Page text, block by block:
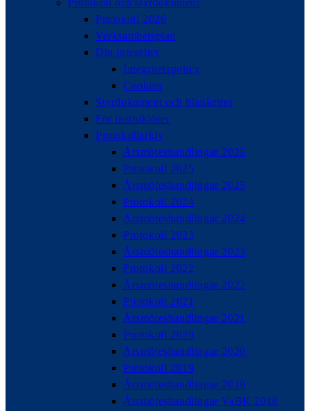
Protokoll och styrdokument
Protokoll 2026
Verksamhetsplan
Din integritet
Integritetspolicy
Cookies
Styrdokument och blanketter
För instruktörer
Protokollarkiv
Årsmöteshandlingar 2026
Protokoll 2025
Årsmöteshandlingar 2025
Protokoll 2024
Årsmöteshandlingar 2024
Protokoll 2023
Årsmöteshandlingar 2023
Protokoll 2022
Årsmöteshandlingar 2022
Protokoll 2021
Årsmöteshandlingar 2021
Protokoll 2020
Årsmöteshandlingar 2020
Protokoll 2019
Årsmöteshandlingar 2019
Årsmöteshandlingar VaBK 2018